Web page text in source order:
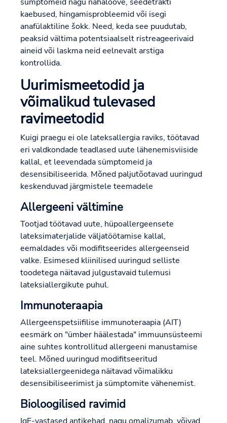
kaebused, hingamisprobleemid või isegi
anafülaktiline šokk. Need, keda see puudutab,
peaksid vältima potentsiaalselt ristreageerivaid
aineid või laskma neid eelnevalt arstiga
kontrollida.
Uurimismeetodid ja
võimalikud tulevased
ravimeetodid
Kuigi praegu ei ole lateksallergia raviks, töötavad
eri valdkondade teadlased uute lähenemisviiside
kallal, et leevendada sümptomeid ja
desensibiliseerida. Mõned paljutõotavad uuringud
keskenduvad järgmistele teemadele
Allergeeni vältimine
Tootjad töötavad uute, hüpoallergeensete
lateksimaterjalide väljatöötamise kallal,
eemaldades või modifitseerides allergeenseid
valke. Esimesed kliinilised uuringud selliste
toodetega näitavad julgustavaid tulemusi
lateksiallergikute puhul.
Immunoteraapia
Allergeenspetsiifilise immunoteraapia (AIT)
eesmärk on "ümber häälestada" immuunsüsteemi
aine suhtes kontrollitud allergeeni manustamise
teel. Mõned uuringud modifitseeritud
lateksiallergeenidega näitavad võimalikku
desensibiliseerimist ja sümptomite vähenemist.
Bioloogilised ravimid
IgE-vastased antikehad, nagu omalizumab, võivad